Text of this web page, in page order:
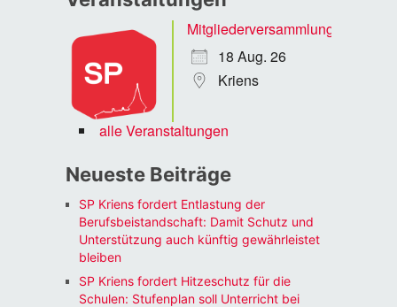
Mitgliederversammlung
18 Aug. 26
Kriens
alle Veranstaltungen
Neueste Beiträge
SP Kriens fordert Entlastung der
Berufsbeistandschaft: Damit Schutz und
Unterstützung auch künftig gewährleistet
bleiben
SP Kriens fordert Hitzeschutz für die
Schulen: Stufenplan soll Unterricht bei